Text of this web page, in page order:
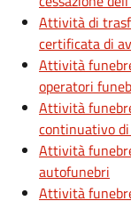
Attività di
certificata di
Attività
operatori
Attività
continuativo
Attività
autofunebri
Attività